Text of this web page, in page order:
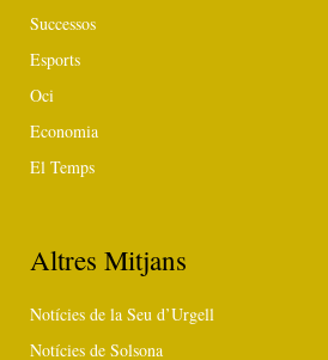
Successos
Esports
Oci
Economia
El Temps
Altres Mitjans
Notícies de la Seu d’Urgell
Notícies de Solsona